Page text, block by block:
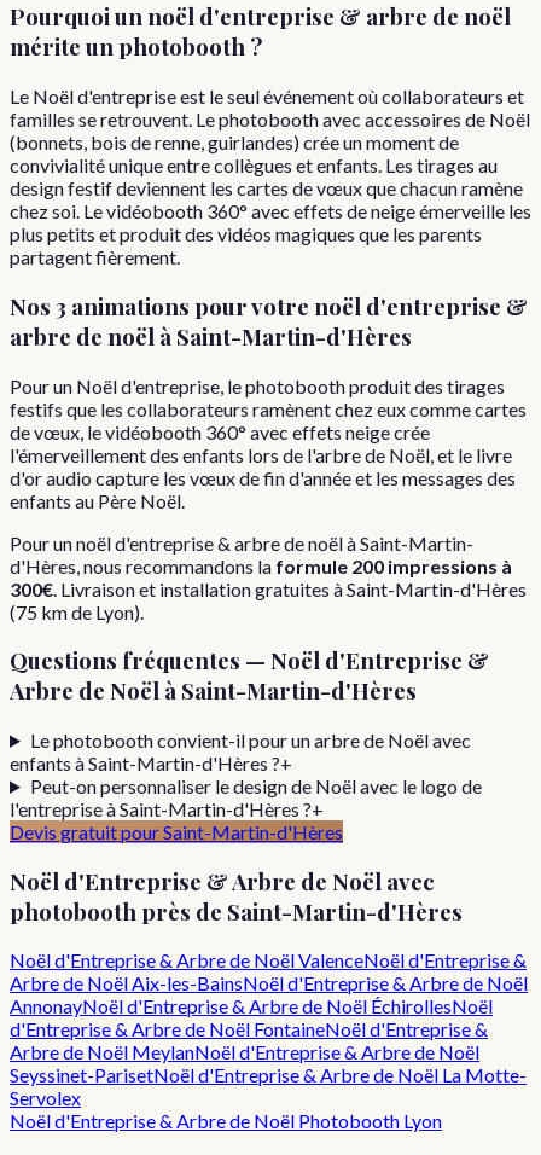
Pourquoiun noël d'entreprise & arbre de noël
mérite un photobooth ?
Le Noël d'entreprise est le seul événement où collaborateurs et
familles se retrouvent. Le photobooth avec accessoires de Noël
(bonnets, bois de renne, guirlandes) crée un moment de
convivialité unique entre collègues et enfants. Les tirages au
design festif deviennent les cartes de vœux que chacun ramène
chez soi. Le vidéobooth 360° avec effets de neige émerveille les
plus petits et produit des vidéos magiques que les parents
partagent fièrement.
Nos 3 animations pour votre noël d'entreprise &
arbre de noël à Saint-Martin-d'Hères
Pour un Noël d'entreprise, le photobooth produit des tirages
festifs que les collaborateurs ramènent chez eux comme cartes
de vœux, le vidéobooth 360° avec effets neige crée
l'émerveillement des enfants lors de l'arbre de Noël, et le livre
d'or audio capture les vœux de fin d'année et les messages des
enfants au Père Noël.
Pourunnoël d'entreprise & arbre de noëlàSaint-Martin-
d'Hères , nous recommandons la formule 200 impressions à
300€ . Livraison et installation gratuites àSaint-Martin-d'Hères
(75 km de Lyon).
Questions fréquentes — Noël d'Entreprise &
Arbre de Noël à Saint-Martin-d'Hères
Le photobooth convient-il pour un arbre de Noël avec
enfants à Saint-Martin-d'Hères ?+
Peut-on personnaliser le design de Noël avec le logo de
l'entreprise à Saint-Martin-d'Hères ?+
Devis gratuit pourSaint-Martin-d'Hères
Noël d'Entreprise & Arbre de Noël avec
photobooth près de Saint-Martin-d'Hères
Noël d'Entreprise & Arbre de NoëlValenceNoël d'Entreprise &
Arbre de NoëlAix-les-BainsNoël d'Entreprise & Arbre de Noël
AnnonayNoël d'Entreprise & Arbre de Noël ÉchirollesNoël
d'Entreprise & Arbre de Noël FontaineNoël d'Entreprise &
Arbre de Noël MeylanNoël d'Entreprise & Arbre de Noël
Seyssinet-ParisetNoël d'Entreprise & Arbre de Noël La Motte-
Servolex
Noël d'Entreprise & Arbre de Noël Photobooth Lyon